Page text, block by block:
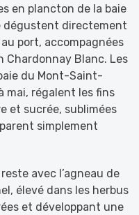
en plancton de la baie
dégustent directement
port, accompagnées
Chardonnay Blanc. Les
du Mont-Saint-
mai, régalent les fins
et sucrée, sublimées
simplement
avec l’agneau de
élevé dans les herbus
et développant une